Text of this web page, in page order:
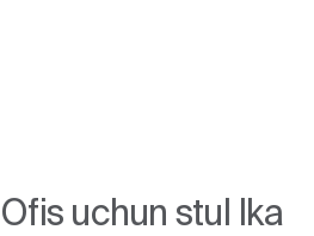
Ofis uchun stul Ika